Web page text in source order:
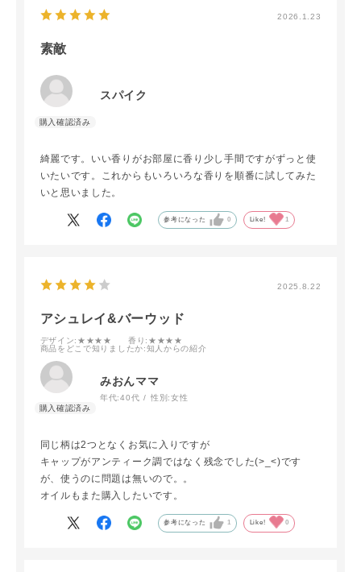
2026.1.23
素敵
スパイク
綺麗です。いい香りがお部屋に香り少し手間ですがずっと使
いたいです。これからもいろいろな香りを順番に試してみた
いと思いました。
参考になった 0 Like! 1
2025.8.22
アシュレイ&バーウッド
デザイン:★★★★ 香り :★★★★
商品をどこで知りましたか:知人からの紹介
みおんママ
年代:40代 性別:女性
同じ柄は2つとなくお気に入りですが
キャップがアンティーク調ではなく残念でした(>_<)です
が、使うのに問題は無いので。。
オイルもまた購入したいです。
参考になった 1 Like! 0